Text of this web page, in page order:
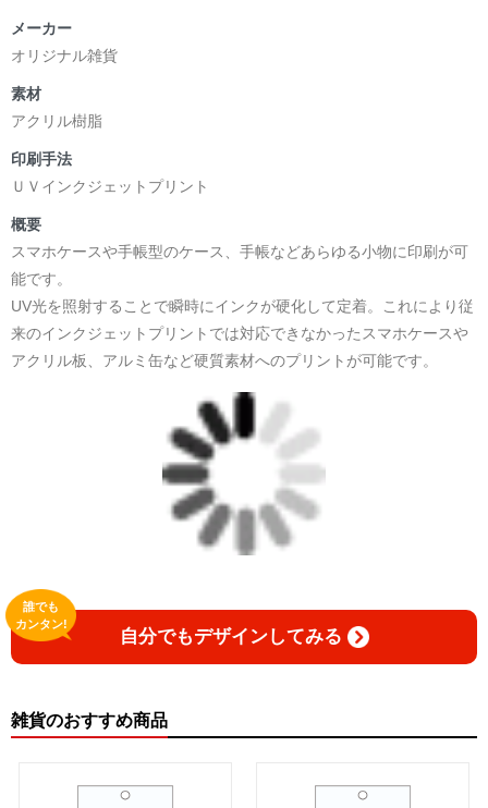
メーカー
オリジナル雑貨
素材
アクリル樹脂
印刷手法
ＵＶインクジェットプリント
概要
スマホケースや手帳型のケース、手帳などあらゆる小物に印刷が可
能です。
UV光を照射することで瞬時にインクが硬化して定着。これにより従
来のインクジェットプリントでは対応できなかったスマホケースや
アクリル板、アルミ缶など硬質素材へのプリントが可能です。
自分でもデザインしてみる
誰でも
カンタン!
雑貨のおすすめ商品